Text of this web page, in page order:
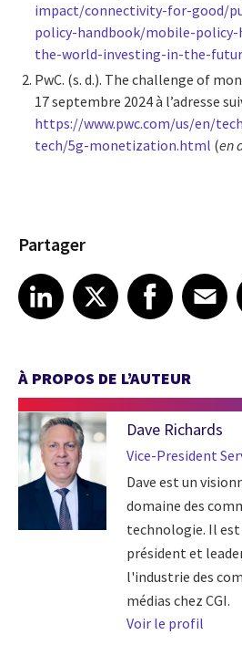
impact/connectivity-for-good/
policy-handbook/mobile-
the-world-investing-in-the-
PwC. (s. d.). The challenge of
17 septembre 2024 à l’adresse
https://www.pwc.com/us/en/
tech/5g-monetization.html (en
Partager
Share article on LinkedIn
LinkedIn
Share article on XShare article on Facebook
Facebook
Share article
À PROPOS DE L’AUTEUR
Dave Richards
Vice-President
Dave est un
domaine des
technologie. Il
président et
l'industrie des
médias chez CGI.
Voir le profil